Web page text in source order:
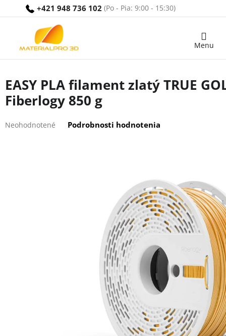
+421 948 736 102
Nákupný
EASY PLA filament zlatý TRUE
Fiberlogy 850 g
hodnotenie
Neohodnotené Podrobnosti hodnotenia